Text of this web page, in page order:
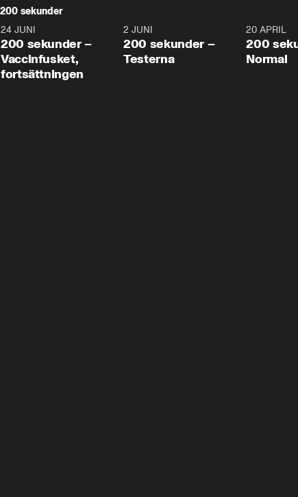
200 sekunder
5:00
24 JUNI
200 sekunder –
Vaccinfusket,
fortsättningen
4:23
2 JUNI
200 sekunder –
Testerna
20 APRIL
200
Normal